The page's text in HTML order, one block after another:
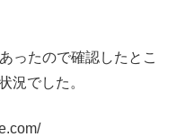
ったので確認したとこ
況でした。